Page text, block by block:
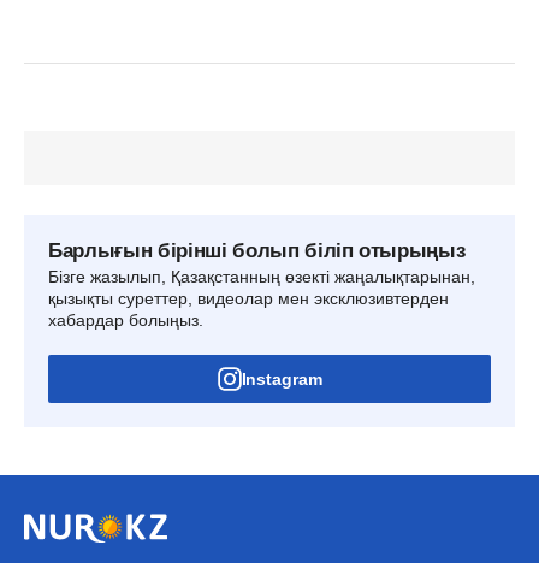
Барлығын бірінші болып біліп отырыңыз
Бізге жазылып, Қазақстанның өзекті жаңалықтарынан,
қызықты суреттер, видеолар мен эксклюзивтерден
хабардар болыңыз.
Instagram